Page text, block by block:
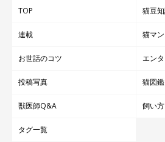
TOP 猫豆
連載 猫マ
お世話のコツ エン
投稿写真 猫図鑑
獣医師Q&A 飼い
タグ一覧